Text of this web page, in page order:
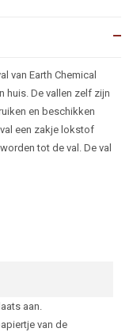
van Earth Chemical
huis. De vallen zelf zijn
en beschikken
een zakje lokstof
tot de val. De val
aan.
van de